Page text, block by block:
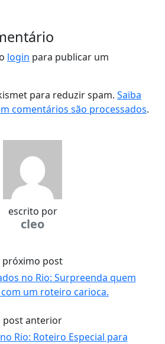
escrito por
cleo
próximo post
no Rio: Surpreenda quem
um roteiro carioca.
post anterior
Rio: Roteiro Especial para
login para publicar um
para reduzir spam. Saiba
comentários são processados.